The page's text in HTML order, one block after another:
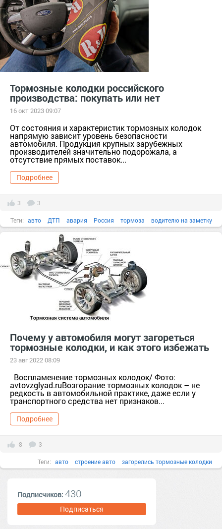
Тормозные колодки российского
производства: покупать или нет
16 окт 2023 09:07
От состояния и характеристик тормозных колодок
напрямую зависит уровень безопасности
автомобиля. Продукция крупных зарубежных
производителей значительно подорожала, а
отсутствие прямых поставок...
Подробнее
3 3
Теги: авто ДТП авария Россия тормоза водителю на заметку
советы автомобилистам
советы водителям
Почему у автомобиля могут загореться
тормозные колодки, и как этого избежать
23 авг 2022 08:09
Воспламенение тормозных колодок/ Фото:
avtovzglyad.ruВозгорание тормозных колодок – не
редкость в автомобильной практике, даже если у
транспортного средства нет признаков...
Подробнее
-8 3
Теги: авто строение авто загорелись тормозные колодки
Подписчиков: 430
Подписаться